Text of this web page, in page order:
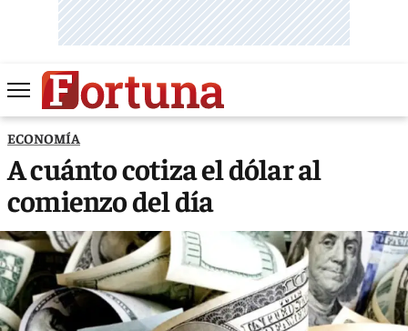
ECONOMÍA
A cuánto cotiza el dólar al
comienzo del día